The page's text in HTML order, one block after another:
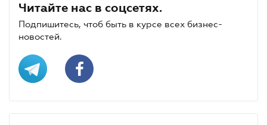
Читайте нас в соцсетях.
Подпишитесь, чтоб быть в курсе всех бизнес-
новостей.